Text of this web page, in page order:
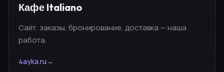
Кафе Italiano
Сайт, заказы, бронирование, доставка — наша
работа.
4ayka.ru→